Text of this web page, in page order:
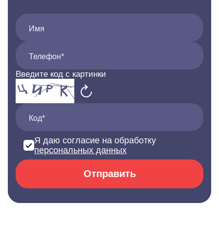
Имя
Телефон*
Введите код с картинки
Код*
Я даю согласие на обработку
персональных данных
Отправить